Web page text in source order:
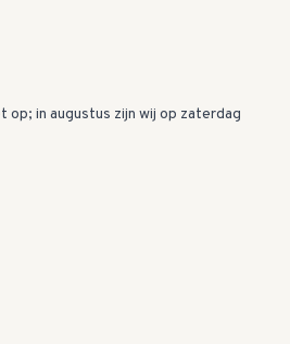
op; in augustus zijn wij op zaterdag